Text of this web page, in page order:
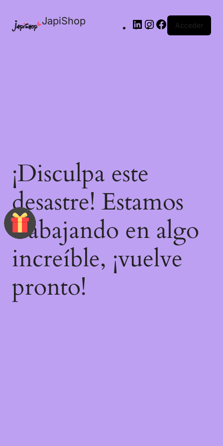
JapiShop Acceder
¡Disculpa este
desastre! Estamos
trabajando en algo
increíble, ¡vuelve
pronto!